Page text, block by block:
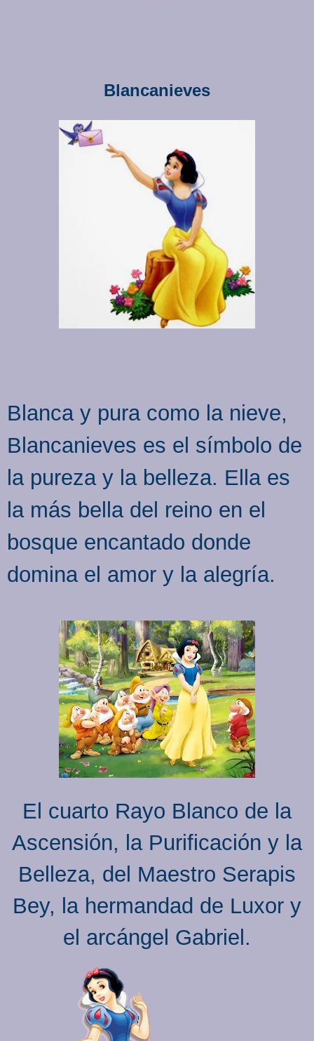
Blancanieves
Blanca y pura como la nieve,
Blancanieves es el símbolo de
la pureza y la belleza. Ella es
la más bella del reino en el
bosque encantado donde
domina el amor y la alegría.
El cuarto Rayo Blanco de la
Ascensión, la Purificación y la
Belleza, del Maestro Serapis
Bey, la hermandad de Luxor y
el arcángel Gabriel.